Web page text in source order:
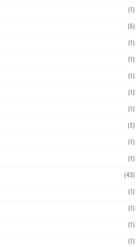
(1)
(5)
(1)
(1)
(1)
(1)
(1)
(2)
(1)
(1)
(43)
(1)
(1)
(1)
(1)